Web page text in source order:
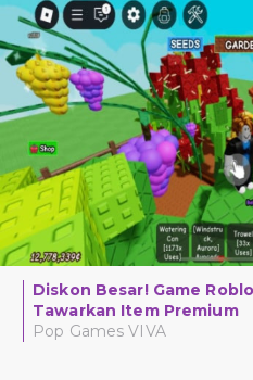
Diskon Besar! Game
Tawarkan Item Premium
Pop Games VIVA